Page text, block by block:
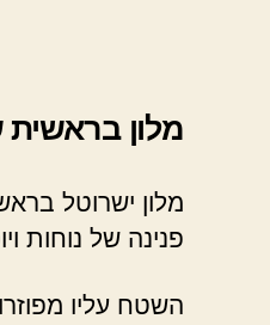
מלון
מלון ישרוטל
פנינה של נוחות
השטח עליו